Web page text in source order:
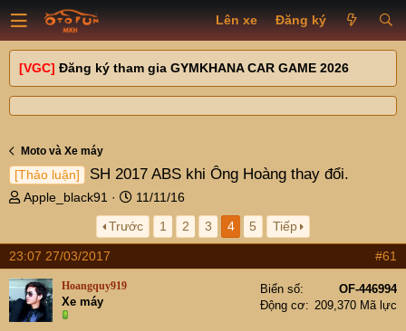
Lên xe Đăng ký
[VGC] Đăng ký tham gia GYMKHANA CAR GAME 2026
Moto và Xe máy
[Thảo luận] SH 2017 ABS khi Ông Hoàng thay đổi.
T
e
a
d
s
t
Apple_black91
N
g
à
y
11/11/16
Trước
1 2 3 4 5 Tiếp
23:07 27/03/2017 #61
Hoangquy919
Xe máy
Biển số
OF-446994
Động cơ
209,370 Mã lực